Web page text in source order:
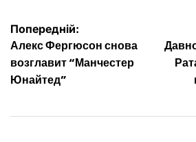
Навігація
записів
Попередній:
Алекс Фергюсон снова
возглавит “Манчестер
Юнайтед”